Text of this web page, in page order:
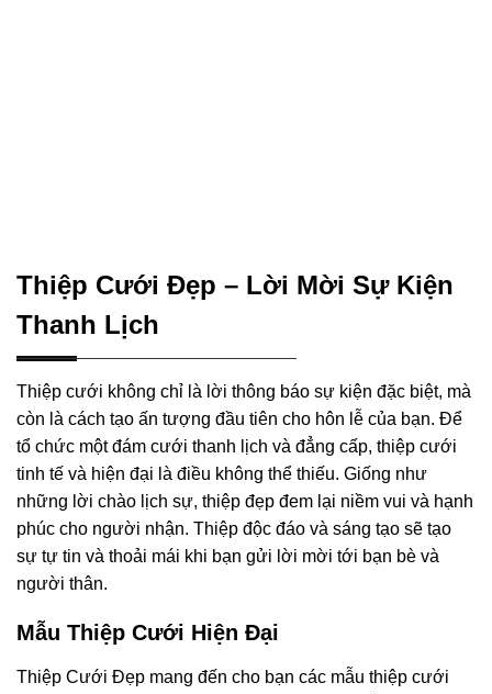
Thiệp Cưới Đẹp – Lời Mời Sự Kiện
Thanh Lịch
Thiệp cưới không chỉ là lời thông báo sự kiện đặc biệt, mà
còn là cách tạo ấn tượng đầu tiên cho hôn lễ của bạn. Để
tổ chức một đám cưới thanh lịch và đẳng cấp, thiệp cưới
tinh tế và hiện đại là điều không thể thiếu. Giống như
những lời chào lịch sự, thiệp đẹp đem lại niềm vui và hạnh
phúc cho người nhận. Thiệp độc đáo và sáng tạo sẽ tạo
sự tự tin và thoải mái khi bạn gửi lời mời tới bạn bè và
người thân.
Mẫu Thiệp Cưới Hiện Đại
Thiệp Cưới Đẹp mang đến cho bạn các mẫu thiệp cưới